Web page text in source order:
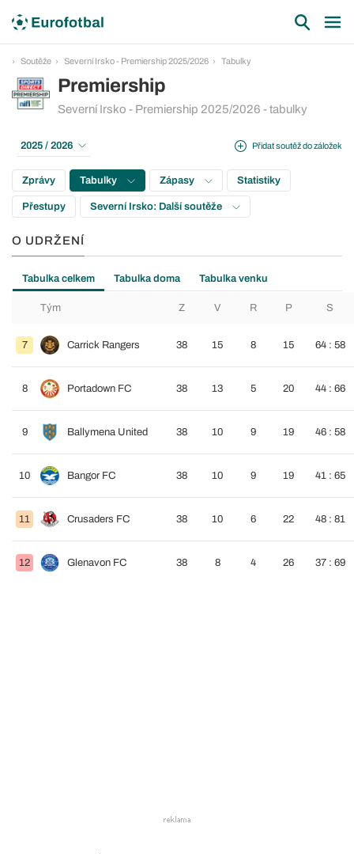
Soutěže Severní Irsko - Premiership 2025/2026 Tabulky
Premiership
Severní Irsko - Premiership 2025/2026 - tabulky
Přidat soutěž do záložek
2025 / 2026
Zprávy Tabulky Zápasy Statistiky
Přestupy Severní Irsko: Další soutěže
O UDRŽENÍ
Tabulka celkem Tabulka doma Tabulka venku
Tým Z V R P S
7 Carrick Rangers 38 15 8 15 64 : 58
8 Portadown FC 38 13 5 20 44 : 66
9 Ballymena United 38 10 9 19 46 : 58
10 Bangor FC 38 10 9 19 41 : 65
11 Crusaders FC 38 10 6 22 48 : 81
12 Glenavon FC 38 8 4 26 37 : 69